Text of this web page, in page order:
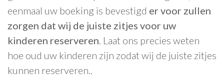
eenmaal uw boeking is bevestigd er voor zullen
zorgen dat wij de juiste zitjes voor uw
kinderen reserveren. Laat ons precies weten
hoe oud uw kinderen zijn zodat wij de juiste zitjes
kunnen reserveren..